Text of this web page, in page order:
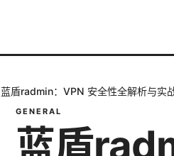
蓝盾radmin：VPN 安全性全解析与实
GENERAL
蓝盾